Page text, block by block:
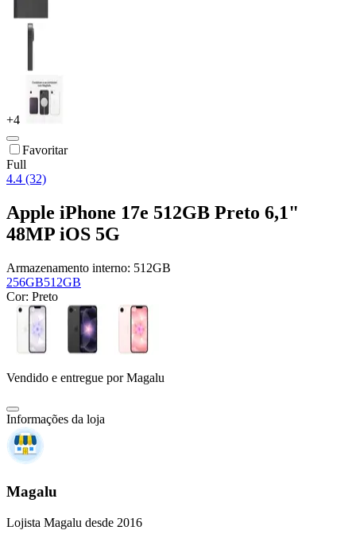
+4
Favoritar
Full
4.4 (32)
Apple iPhone 17e 512GB Preto 6,1"
48MP iOS 5G
Armazenamento interno: 512GB
256GB512GB
Cor: Preto
Vendido e entregue por Magalu
Informações da loja
Magalu
Lojista Magalu desde 2016